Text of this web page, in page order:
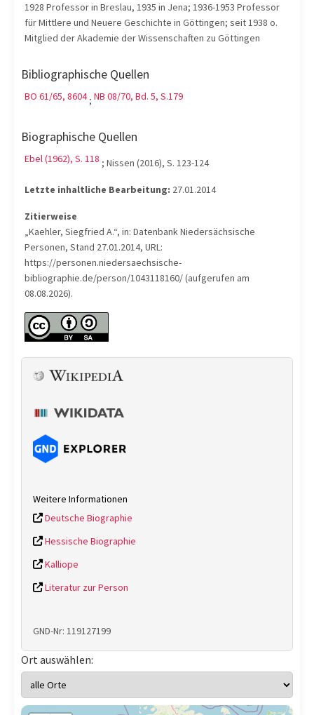
1928 Professor in Breslau, 1935 in Jena; 1936-1953 Professor
für Mittlere und Neuere Geschichte in Göttingen; seit 1938 o.
Mitglied der Akademie der Wissenschaften zu Göttingen
Bibliographische Quellen
BO 61/65, 8604 ; NB 08/70, Bd. 5, S.179
Biographische Quellen
Ebel (1962), S. 118 ; Nissen (2016), S. 123-124
Letzte inhaltliche Bearbeitung: 27.01.2014
Zitierweise
„Kaehler, Siegfried A.“, in: Datenbank Niedersächsische
Personen, Stand 27.01.2014, URL:
https://personen.niedersaechsische-
bibliographie.de/person/1043118160/ (aufgerufen am
08.08.2026).
Weitere Informationen
Deutsche Biographie
Hessische Biographie
Kalliope
Literatur zur Person
GND-Nr: 119127199
Ort auswählen: